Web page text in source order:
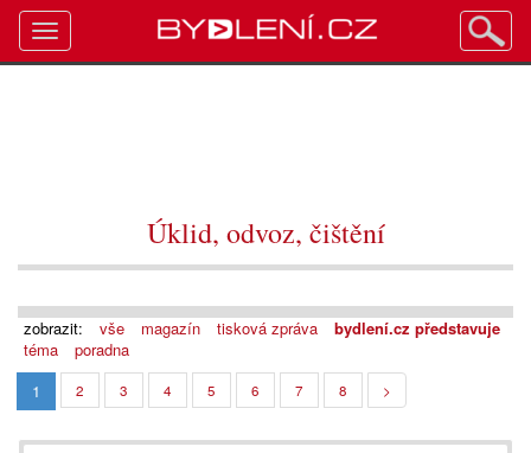
Úklid, odvoz, čištění
zobrazit: vše magazín tisková zpráva
bydlení.cz představuje
téma
poradna
1
2 3 4 5 6 7 8 >
Toggle
navigation